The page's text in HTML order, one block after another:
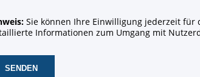
Sie können Ihre Einwilligung jederzeit für
Informationen zum Umgang mit
SENDEN